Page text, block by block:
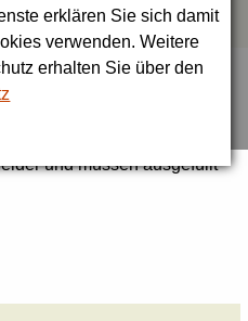
erklären Sie sich damit
verwenden. Weitere
erhalten Sie über den
und müssen ausgefüllt